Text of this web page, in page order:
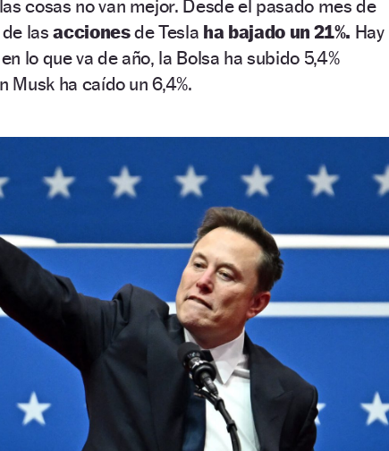
las cosas no van mejor. Desde el pasado mes de
de lasaccionesde Tesla ha bajado un 21%. Hay
lo que va de año, la Bolsa ha subido 5,4%
Musk ha caído un 6,4%.